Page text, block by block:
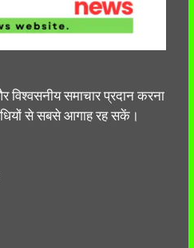
विश्वसनीय समाचार प्रदान करना
से सबसे आगाह रह सकें।